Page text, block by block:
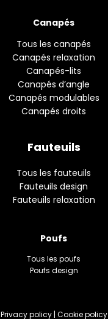
Canapés
Tous les canapés
Canapés relaxation
Canapés-lits
Canapés d’angle
Canapés modulables
Canapés droits
Fauteuils
Tous les fauteuils
Fauteuils design
Fauteuils relaxation
Poufs
Tous les poufs
Poufs design
Privacy policy| Cookie policy